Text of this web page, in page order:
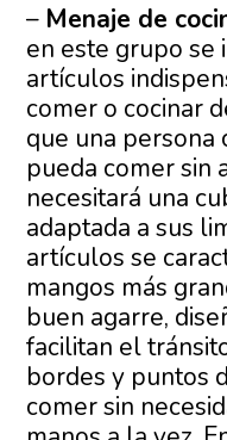
– Menaje de
en este grupo se
artículos
comer o cocinar
que una persona
pueda comer sin
necesitará una
adaptada a sus
artículos se
mangos más
buen agarre,
facilitan el
bordes y puntos
comer sin